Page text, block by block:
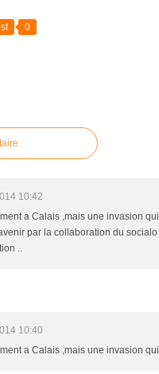
0
10:42
a Calais ,mais une invasion
par la collaboration du
..
10:40
a Calais ,mais une invasion